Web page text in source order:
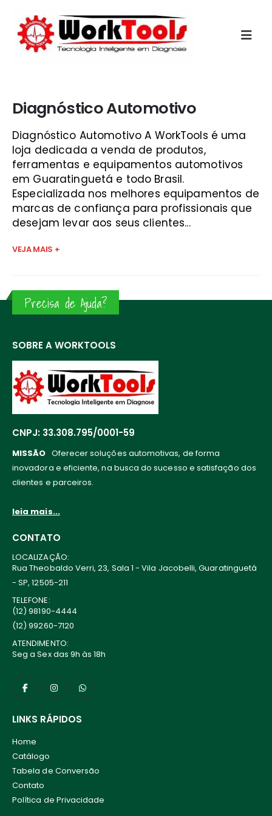
Diagnóstico Automotivo
Diagnóstico Automotivo A WorkTools é uma
loja dedicada a venda de produtos,
ferramentas e equipamentos automotivos
em Guaratinguetá e todo Brasil.
Especializada nos melhores equipamentos de
marcas de confiança para profissionais que
desejam levar aos seus clientes...
VEJA MAIS +
Precisa de Ajuda?
SOBRE A WORKTOOLS
CNPJ: 33.308.795/0001-59
MISSÃO Oferecer soluções automotivas, de forma
inovadora e eficiente, na busca do sucesso e satisfação dos
clientes e parceiros.
leia mais...
CONTATO
LOCALIZAÇÃO:
Rua Theobaldo Verri, 23, Sala 1 - Vila Jacobelli, Guaratinguetá
- SP, 12505-211
TELEFONE:
(12) 98190-4444
(12) 99260-7120
ATENDIMENTO:
Seg a Sex das 9h às 18h
LINKS RÁPIDOS
Home
Catálogo
Tabela de Conversão
Contato
Política de Privacidade